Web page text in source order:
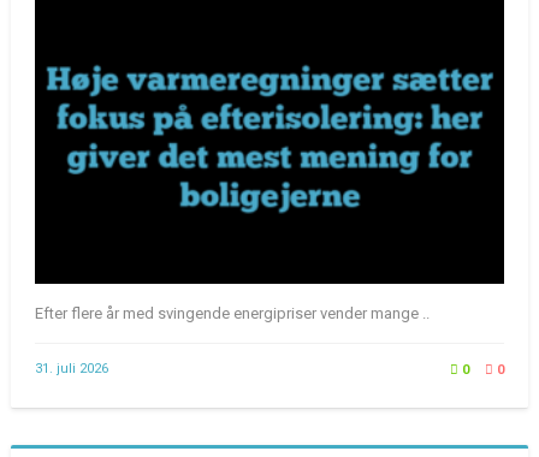
Efter flere år med svingende energipriser vender mange ..
31. juli 2026 0 0